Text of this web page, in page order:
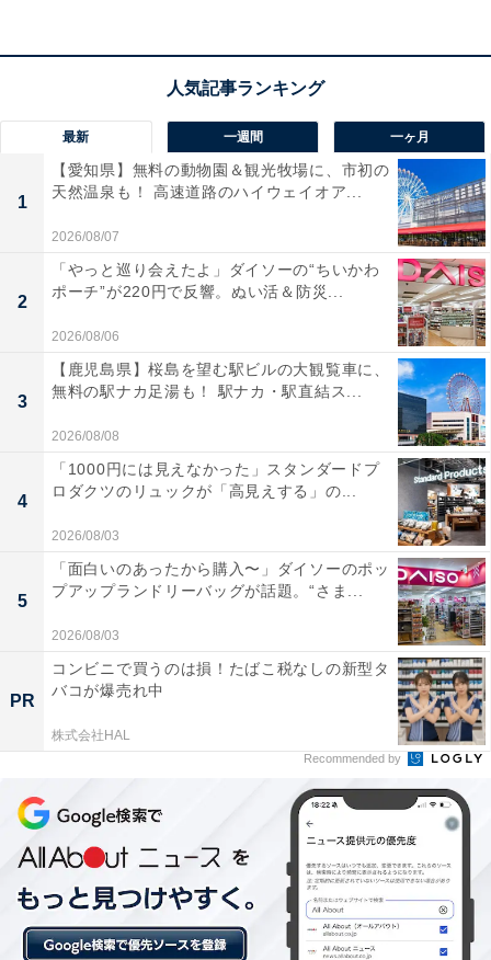
る範囲が従来より最大1.5倍に広がり、「正確な場所を見
つける」機能でよりスムーズに目的地へ導いてくれま
す。内蔵スピーカーから音を鳴らすことも可能。優れた
耐水・防塵設計なので、鍵やバッグ、旅先のスーツケー
スなど、どこへでも安心して持ち出せるのが魅力です。
ユーザーからは「探せる範囲が広がり安心感が増した」
「家族でシェアできて便利」と絶賛されています。一方
で、「厚みがあるので財布のカード入れには入れにく
い」という声も。持ち物の紛失を未然に防ぎたい人に
は、おすすめの商品といえそうです。
あわせて読みたい
【Amazonセール】Anker「急速充電器」が
【今日チェックしたい】Appleの人気商品5選
最新 一週間 一ヶ月
1
【愛知県】無料の動物園＆観光牧場に、市初の
天然温泉も！ 高速道路のハイウェイオア...
2026/08/07
2
「やっと巡り会えたよ」ダイソーの“ちいかわ
ポーチ”が220円で反響。ぬい活＆防災...
2026/08/06
3
【鹿児島県】桜島を望む駅ビルの大観覧車に、
無料の駅ナカ足湯も！ 駅ナカ・駅直結ス...
2026/08/08
4
「1000円には見えなかった」スタンダードプ
ロダクツのリュックが「高見えする」の...
2026/08/03
5
「面白いのあったから購入〜」ダイソーのポッ
プアップランドリーバッグが話題。“さま...
2026/08/03
PR
コンビニで買うのは損！たばこ税なしの新型タ
バコが爆売れ中
株式会社HAL
Recommended by